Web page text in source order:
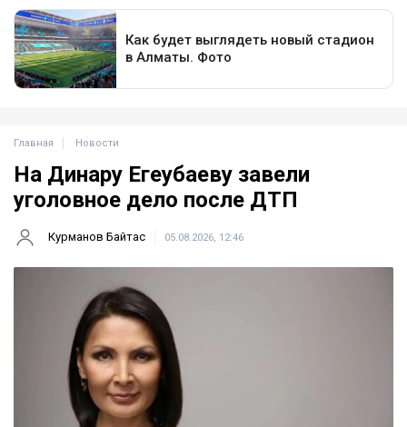
Главная Новости
На Динару Егеубаеву завели
уголовное дело после ДТП
Курманов Байтас 05.08.2026, 12:46